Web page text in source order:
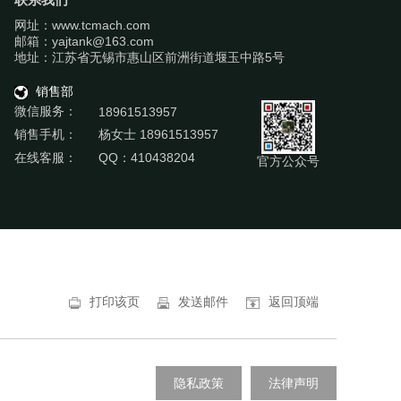
网址：www.tcmach.com
邮箱：yajtank@163.com
地址：江苏省无锡市惠山区前洲街道堰玉中路5号
销售部
微信服务：
18961513957
官方公众号
销售手机：
杨女士 18961513957
在线客服：
QQ：410438204
打印该页 发送邮件 返回顶端
隐私政策 法律声明